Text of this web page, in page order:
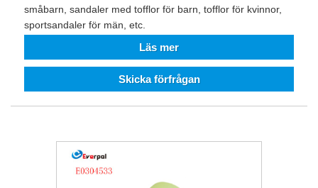
småbarn, sandaler med tofflor för barn, tofflor för kvinnor,
sportsandaler för män, etc.
Läs mer
Skicka förfrågan